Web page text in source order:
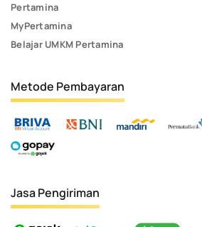
Pertamina
MyPertamina
Belajar UMKM Pertamina
Metode Pembayaran
Jasa Pengiriman